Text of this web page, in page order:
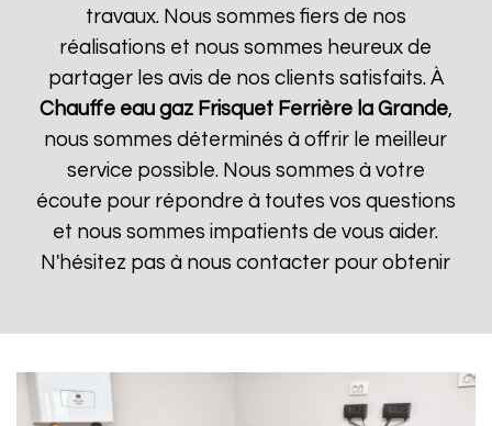
travaux. Nous sommes fiers de nos
réalisations et nous sommes heureux de
partager les avis de nos clients satisfaits. À
Chauffe eau gaz Frisquet Ferrière la Grande,
nous sommes déterminés à offrir le meilleur
service possible. Nous sommes à votre
écoute pour répondre à toutes vos questions
et nous sommes impatients de vous aider.
N'hésitez pas à nous contacter pour obtenir